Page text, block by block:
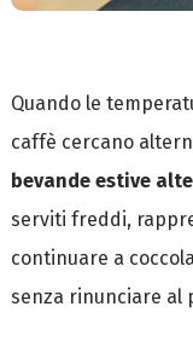
Quando le
caffè cercano
bevande estive
serviti freddi,
continuare a
senza rinunciare al